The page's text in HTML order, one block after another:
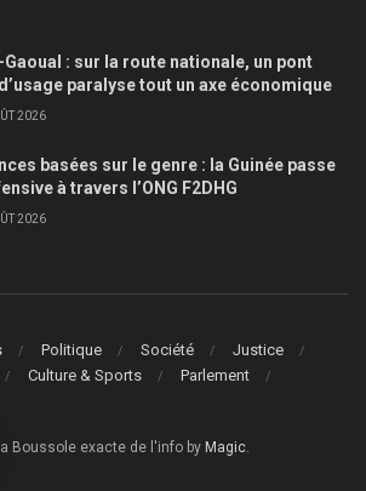
Gaoual : sur la route nationale, un pont
paralyse tout un axe économique
2026
basées sur le genre : la Guinée passe
à travers l’ONG F2DHG
2026
Politique Société
Justice
Culture & Sports
Parlement
Boussole exacte de l'info by Magic